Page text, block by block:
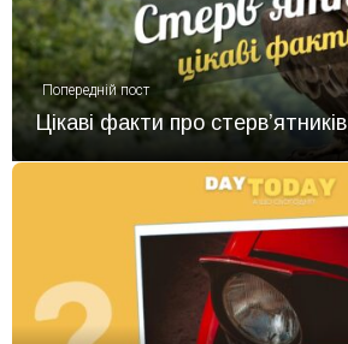
Попередній пост
Цікаві факти про стервʼятників